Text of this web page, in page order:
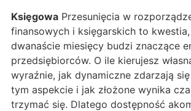
Księgowa Przesunięcia w
finansowych i księgarskich to
dwanaście miesięcy budzi znaczące
przedsiębiorców. O ile kierujesz
wyraźnie, jak dynamiczne zdarzają
tym aspekcie i jak złożone wynika
trzymać się. Dlatego dostępność